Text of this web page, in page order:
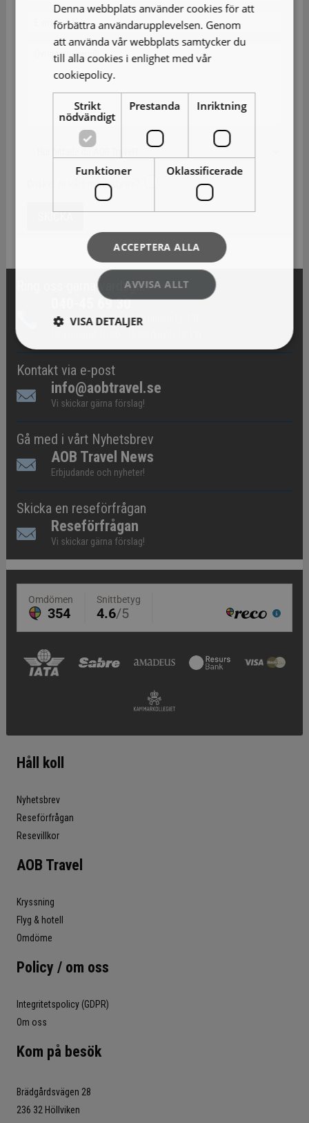
Önskar ni vårt nyhetsbrev?
Ring oss gärna vardagar!
040-45 69 30
Paketresor 09.00 - 17.00 (lunch 12-13)
Kontakt via e-post
info@aobtravel.se
Vi skickar gärna förslag!
Gå med i vårt Nyhetsbrev
AOB Travel News
Erbjudande och nyheter!
Skicka en reseförfrågan
Reseförfrågan
Vi skickar gärna förslag!
Håll koll
Nyhetsbrev
Reseförfrågan
Resevillkor
AOB Travel
Kryssning
Flyg & hotell
Omdöme
Policy / om oss
Integritetspolicy (GDPR)
Om oss
Kom på besök
Brädgårdsvägen 28
236 32 Höllviken
Denna webbplats använder cookies för att
förbättra användarupplevelsen. Genom
att använda vår webbplats samtycker du
till alla cookies i enlighet med vår
cookiepolicy.
Strikt
nödvändigt
Prestanda Inriktning
Funktioner Oklassificerade
ACCEPTERA ALLA
AVVISA ALLT
VISA DETALJER